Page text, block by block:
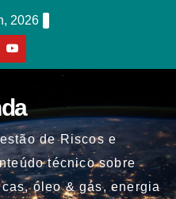
2026
de Riscos e
técnico sobre
óleo & gás, energia